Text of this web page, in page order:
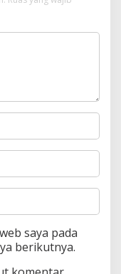
saya pada
berikutnya.